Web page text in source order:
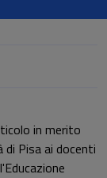
in merito
Pisa ai docenti